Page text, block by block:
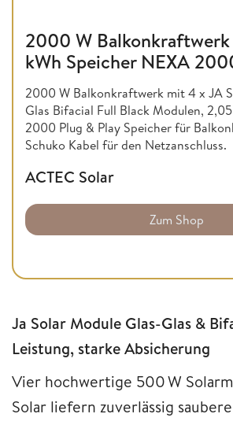
2000 W
kWh Speicher NEXA
2000 W Balkonkraftwerk mit 4 x JA
Glas Bifacial Full Black Modulen,
2000 Plug & Play Speicher für
Schuko Kabel für den Netzanschluss.
ACTEC Solar
Zum Shop
Ja Solar Module Glas-Glas &
Leistung, starke Absicherung
Vier hochwertige 500 W
Solar liefern zuverlässig